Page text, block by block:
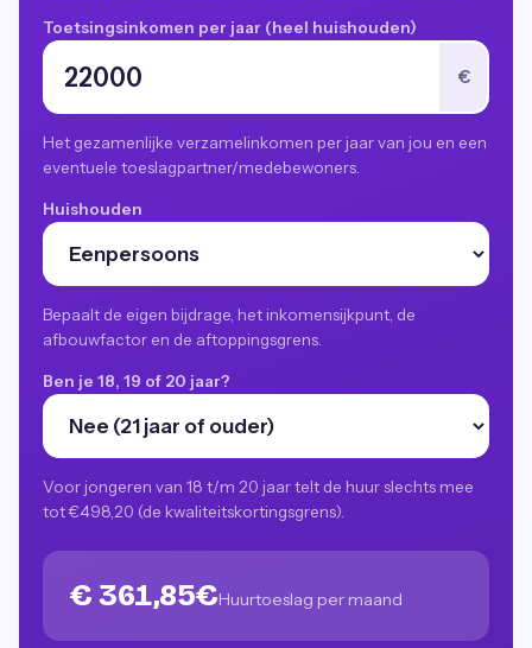
Toetsingsinkomen per jaar (heel huishouden)
€
Het gezamenlijke verzamelinkomen per jaar van jou en een
eventuele toeslagpartner/medebewoners.
Huishouden
Bepaalt de eigen bijdrage, het inkomensijkpunt, de
afbouwfactor en de aftoppingsgrens.
Ben je 18, 19 of 20 jaar?
Voor jongeren van 18 t/m 20 jaar telt de huur slechts mee
tot €498,20 (de kwaliteitskortingsgrens).
€ 361,85€Huurtoeslag per maand